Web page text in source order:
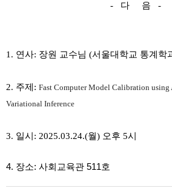
- 다 음 -
1. 연사: 장원 교수님 (서울대학교 통계학
2. 주제: Fast Computer Model Calibration using
Variational Inference
3. 일시: 2025.03.24.(월) 오후 5시
4. 장소: 사회교육관 511호